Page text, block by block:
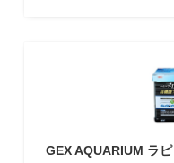
GEX AQUARIUM ラ